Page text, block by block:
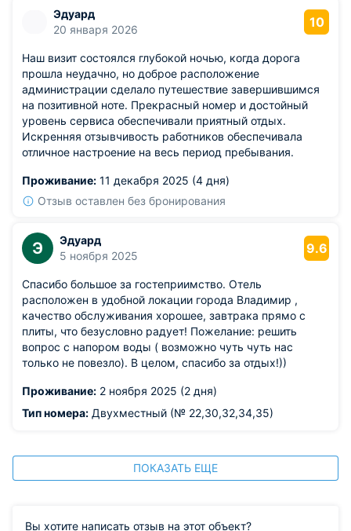
Эдуард
20 января 2026
10
Наш визит состоялся глубокой ночью, когда дорога
прошла неудачно, но доброе расположение
администрации сделало путешествие завершившимся
на позитивной ноте. Прекрасный номер и достойный
уровень сервиса обеспечивали приятный отдых.
Искренняя отзывчивость работников обеспечивала
отличное настроение на весь период пребывания.
Проживание: 11 декабря 2025 (4 дня)
Отзыв оставлен без бронирования
Э
Эдуард
5 ноября 2025
9.6
Спасибо большое за гостеприимство. Отель
расположен в удобной локации города Владимир ,
качество обслуживания хорошее, завтрака прямо с
плиты, что безусловно радует! Пожелание: решить
вопрос с напором воды ( возможно чуть чуть нас
только не повезло). В целом, спасибо за отдых!))
Проживание: 2 ноября 2025 (2 дня)
Тип номера: Двухместный (№ 22,30,32,34,35)
ПОКАЗАТЬ ЕЩЕ
Вы хотите написать отзыв на этот объект?